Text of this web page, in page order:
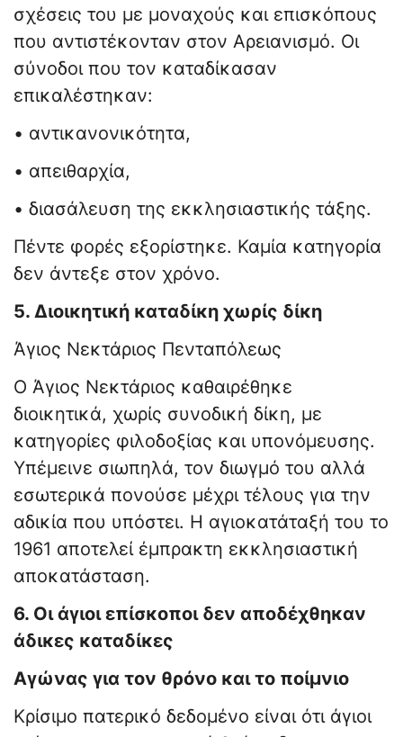
σχέσεις του με μοναχούς και επισκόπους
που αντιστέκονταν στον Αρειανισμό. Οι
σύνοδοι που τον καταδίκασαν
επικαλέστηκαν:
• αντικανονικότητα,
• απειθαρχία,
• διασάλευση της εκκλησιαστικής τάξης.
Πέντε φορές εξορίστηκε. Καμία κατηγορία
δεν άντεξε στον χρόνο.
5. Διοικητική καταδίκη χωρίς δίκη
Άγιος Νεκτάριος Πενταπόλεως
Ο Άγιος Νεκτάριος καθαιρέθηκε
διοικητικά, χωρίς συνοδική δίκη, με
κατηγορίες φιλοδοξίας και υπονόμευσης.
Υπέμεινε σιωπηλά, τον διωγμό του αλλά
εσωτερικά πονούσε μέχρι τέλους για την
αδικία που υπόστει. Η αγιοκατάταξή του το
1961 αποτελεί έμπρακτη εκκλησιαστική
αποκατάσταση.
6. Οι άγιοι επίσκοποι δεν αποδέχθηκαν
άδικες καταδίκες
Αγώνας για τον θρόνο και το ποίμνιο
Κρίσιμο πατερικό δεδομένο είναι ότι άγιοι